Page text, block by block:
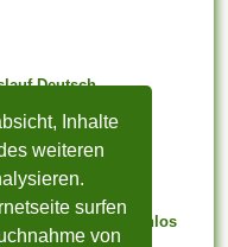
Inhalte
weiteren
surfen
von
Deutsch
Modern Kostenlos